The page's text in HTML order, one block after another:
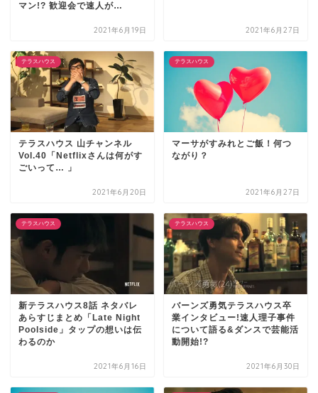
マン!? 歓迎会で速人が…
2021年6月19日 2021年6月27日
テラスハウス
テラスハウス 山チャンネル
Vol.40「Netflixさんは何がす
ごいって… 」
2021年6月20日
テラスハウス
マーサがすみれとご飯！何つ
ながり？
2021年6月27日
テラスハウス
新テラスハウス8話 ネタバレ
あらすじまとめ「Late Night
Poolside」タップの想いは伝
わるのか
2021年6月16日
テラスハウス
バーンズ勇気テラスハウス卒
業インタビュー!速人理子事件
について語る&ダンスで芸能活
動開始!?
2021年6月30日